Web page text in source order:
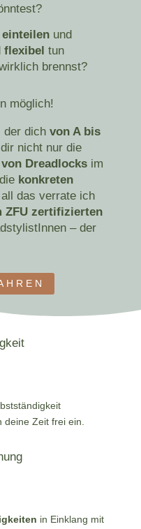
und
flexibel tun
brennst?
möglich!
der dich von A bis
nicht nur die
Dreadlocksim
konkreten
das verrate ich
ZFU zertifizierten
– der
deine Zeit frei ein.
in Einklang mit